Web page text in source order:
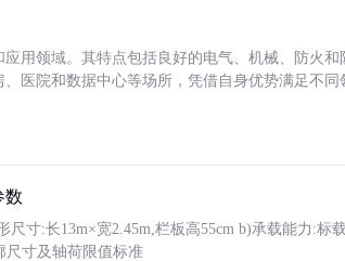
用领域。其特点包括良好的电气、机械、防火和
医院和数据中心等场所，凭借自身优势满足不同
数
尺寸:长13m×宽2.45m,栏板高55cm b)承载能力:标
尺寸及轴荷限值标准